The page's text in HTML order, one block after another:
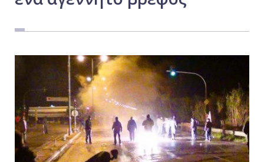
Ελλάδα
Τοπικά
Αγροτικά
Οικονομία
Πολιτική
Αθλητικά